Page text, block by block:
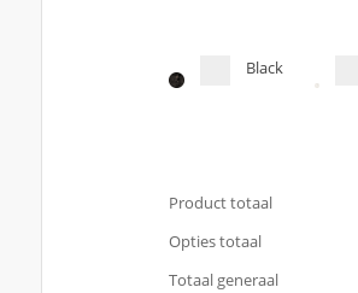
Black
Product totaal
Opties totaal
Totaal generaal